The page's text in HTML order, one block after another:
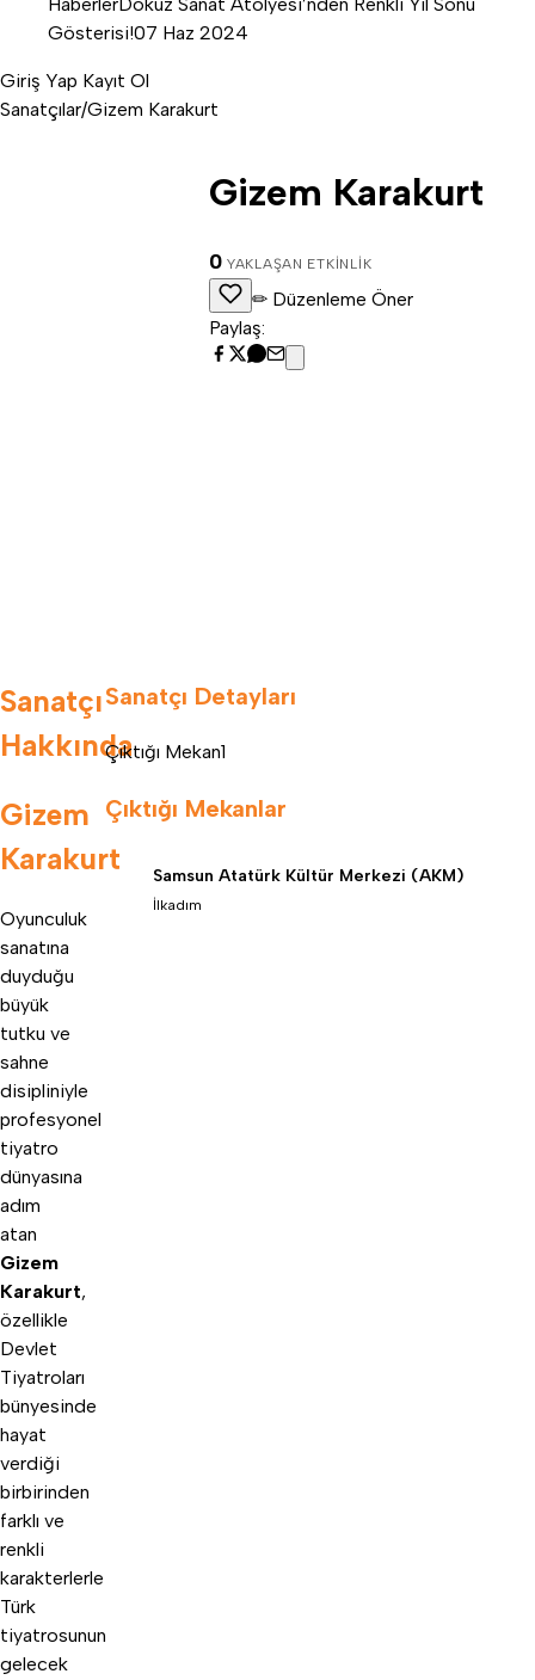
Gösterisi!07 Haz 2024
Giriş Yap Kayıt Ol
Sanatçılar/Gizem Karakurt
G Gizem Karakurt
0 YAKLAŞAN ETKINLIK
✏ Düzenleme Öner
Paylaş:
Sanatçı
Hakkında
Gizem
Karakurt
Oyunculuk
sanatına
duyduğu
büyük
tutku ve
sahne
disipliniyle
profesyonel
tiyatro
dünyasına
adım
atan
Gizem
Karakurt,
özellikle
Devlet
Tiyatroları
bünyesinde
hayat
verdiği
birbirinden
farklı ve
renkli
karakterlerle
Türk
tiyatrosunun
gelecek
Sanatçı Detayları
Çıktığı Mekan1
Çıktığı Mekanlar
Samsun Atatürk Kültür Merkezi (AKM)
İlkadım